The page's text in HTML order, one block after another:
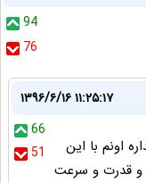
94
76
۱۳۹۶/۶/۱۶ ۱۱:۲۵:۱۷
66
51
خرید نداره اونم با این
2 هم تو شتاب و قدرت و سرعت